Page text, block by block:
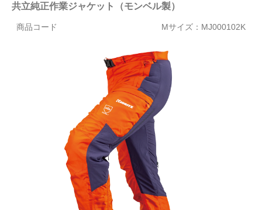
共立純正作業ジャケット（モンベル製）
商品コード Mサイズ：MJ000102K